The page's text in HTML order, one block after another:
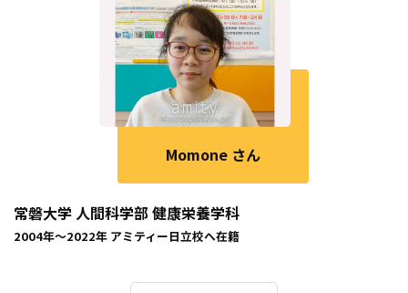
Momone さん
常磐大学 人間科学部 健康栄養学科
2004年～2022年 アミティー日立校へ在籍